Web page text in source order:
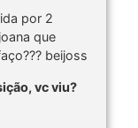
por 2
que
beijoss
vc viu?